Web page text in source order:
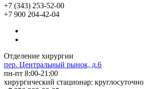
+7 (343) 253-52-00
+7 900 204-42-04
Отделение хирургии
пер. Центральный рынок, д.6
пн-пт 8:00-21:00
хирургический стационар: круглосуточно